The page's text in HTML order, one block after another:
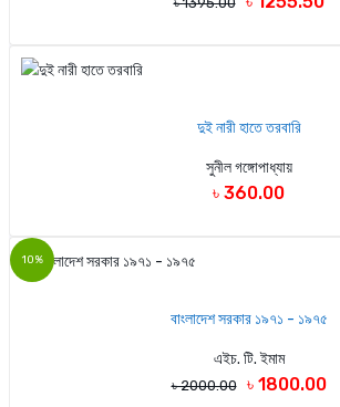
দুই নারী হাতে তরবারি
সুনীল গঙ্গোপাধ্যায়
৳ 360.00
10%
বাংলাদেশ সরকার ১৯৭১ - ১৯৭৫
এইচ. টি. ইমাম
৳ 2000.00 ৳ 1800.00